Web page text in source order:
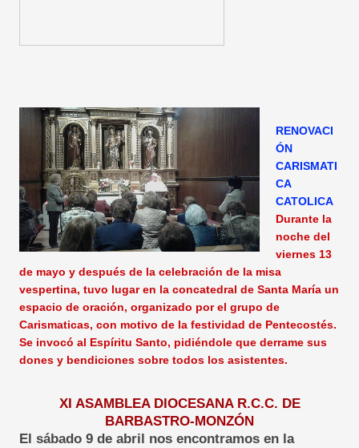
RENOVACI
ÓN
CARISMATI
CA
CATOLICA
Durante la
noche del
viernes 13
de mayo y después de la celebración de la misa
vespertina, tuvo lugar en la concatedral de Santa María un
espacio de oración, organizado por el grupo de
Carismaticas, con motivo de la festividad de Pentecostés.
Se invocó al Espíritu Santo, pidiéndole que derrame sus
dones y bendiciones sobre todos los asistentes.
XI ASAMBLEA DIOCESANA R.C.C. DE
BARBASTRO-MONZÓN
El sábado 9 de abril nos encontramos en la